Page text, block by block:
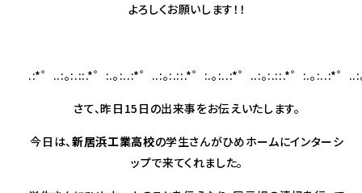
よろしくお願いします！！
.:*゜..:。:.::.*゜:.。:..:*゜..:。:.::.*゜:.。:..:*゜..:。:.::.*゜:.。:..:*゜
さて、昨日15日の出来事をお伝えいたします。
今日は、新居浜工業高校の学生さんがひめホームにインターシ
ップで来てくれました。